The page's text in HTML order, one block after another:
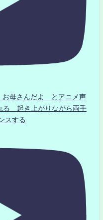
母さんだよ とアニメ声
る 起き上がりながら両手
スする